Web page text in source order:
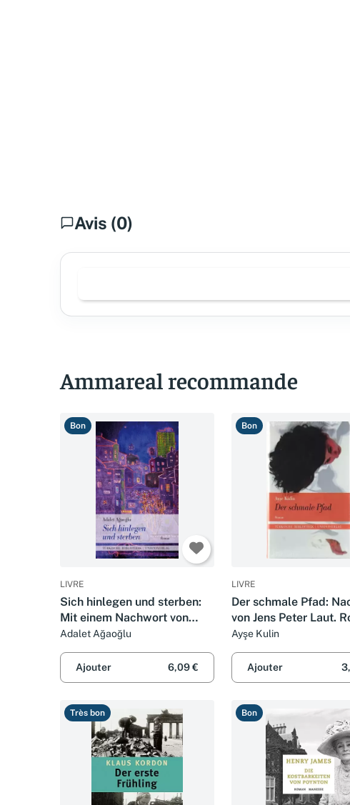
Avis (0)
Ammareal recommande
Bon
LIVRE
Sich hinlegen und sterben:
Mit einem Nachwort von
Erika Glassen. Roman.
Türkische Bibliothek
Adalet Ağaoğlu
Ajouter 6,09 €
Bon
LIVRE
Der schmale Pfad:
von Jens Peter Laut.
Türkische Bibliothek
Ayşe Kulin
Ajouter
Très bon Bon